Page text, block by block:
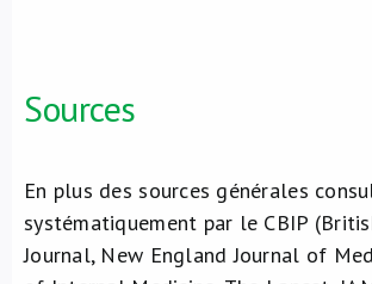
Sources
En plus des sources générales
systématiquement par le CBIP
Journal, New England Journal of